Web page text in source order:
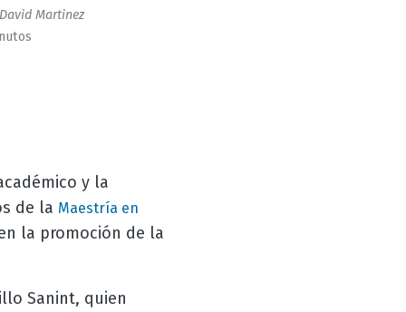
Martinez
y la
de la Maestría en
la promoción de la
Sanint, quien